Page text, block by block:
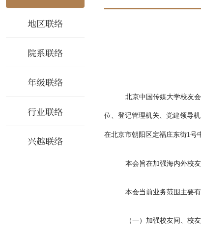
地区联络
院系联络
年级联络
行业联络
兴趣联络
北京中国传媒大学校友
位、登记管理机关、党建领导
在北京市朝阳区定福庄东街1号
本会旨在加强海内外校
本会当前业务范围 主要
（一）加强校友间、校